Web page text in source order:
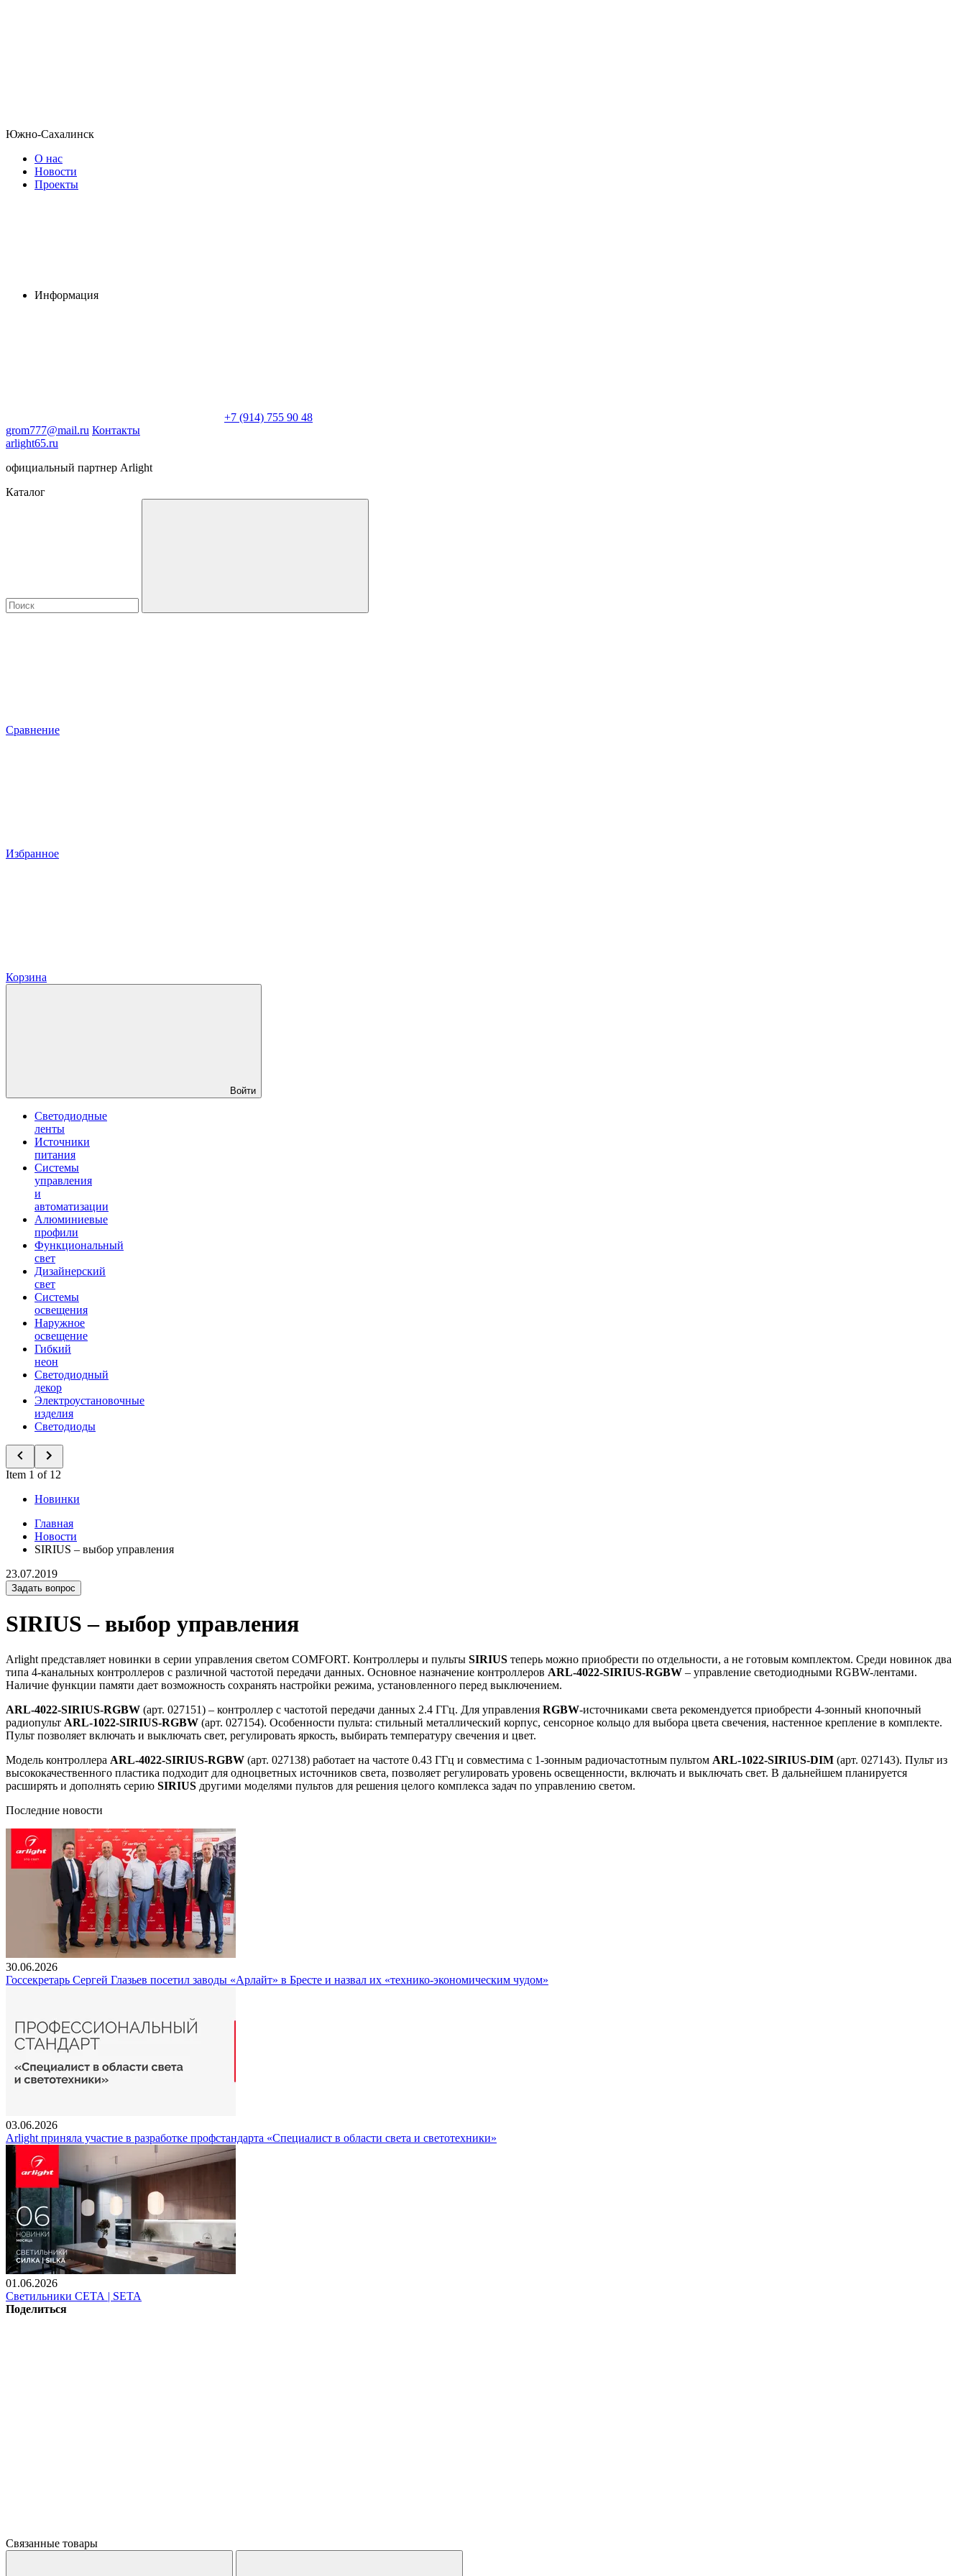
Южно-Сахалинск
О нас
Новости
Проекты
Информация
+7 (914) 755 90 48
grom777@mail.ru Контакты
arlight65.ru
официальный партнер Arlight
Каталог
Сравнение
Избранное
Корзина
Войти
Светодиодные
ленты
Источники
питания
Системы
управления
и
автоматизации
Алюминиевые
профили
Функциональный
свет
Дизайнерский
свет
Системы
освещения
Наружное
освещение
Гибкий
неон
Светодиодный
декор
Электроустановочные
изделия
Светодиоды
Item 1 of 12
Новинки
Главная
Новости
SIRIUS – выбор управления
23.07.2019
Задать вопрос
SIRIUS – выбор управления
Arlight представляет новинки в серии управления светом COMFORT. Контроллеры и пульты SIRIUS теперь можно приобрести по отдельности, а не готовым комплектом. Среди новинок два
типа 4-канальных контроллеров с различной частотой передачи данных. Основное назначение контроллеров ARL-4022-SIRIUS-RGBW – управление светодиодными RGBW-лентами.
Наличие функции памяти дает возможность сохранять настройки режима, установленного перед выключением.
ARL-4022-SIRIUS-RGBW (арт. 027151) – контроллер с частотой передачи данных 2.4 ГГц. Для управления RGBW-источниками света рекомендуется приобрести 4-зонный кнопочный
радиопульт ARL-1022-SIRIUS-RGBW (арт. 027154). Особенности пульта: стильный металлический корпус, сенсорное кольцо для выбора цвета свечения, настенное крепление в комплекте.
Пульт позволяет включать и выключать свет, регулировать яркость, выбирать температуру свечения и цвет.
Модель контроллера ARL-4022-SIRIUS-RGBW (арт. 027138) работает на частоте 0.43 ГГц и совместима с 1-зонным радиочастотным пультом ARL-1022-SIRIUS-DIM (арт. 027143). Пульт из
высококачественного пластика подходит для одноцветных источников света, позволяет регулировать уровень освещенности, включать и выключать свет. В дальнейшем планируется
расширять и дополнять серию SIRIUS другими моделями пультов для решения целого комплекса задач по управлению светом.
Последние новости
30.06.2026
Госсекретарь Сергей Глазьев посетил заводы «Арлайт» в Бресте и назвал их «технико-экономическим чудом»
03.06.2026
Arlight приняла участие в разработке профстандарта «Специалист в области света и светотехники»
01.06.2026
Светильники СЕТА | SETA
Поделиться
Связанные товары